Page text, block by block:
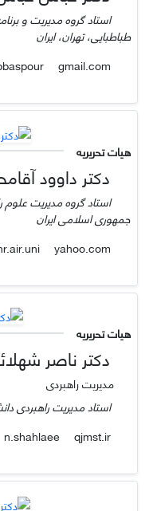
استاد گروه مدیریت و
طباطبایی، تهران، ایران
gmail.com
هیات تحریریه
دکتر داوود
استاد گروه مدیریت علوم
جمهوری اسلامی ایران
yahoo.com
هیات تحریریه
دکتر ناصر
مدیریت راهبردی
استاد مدیریت راهبردی
n.shahlaee
qjmst.ir